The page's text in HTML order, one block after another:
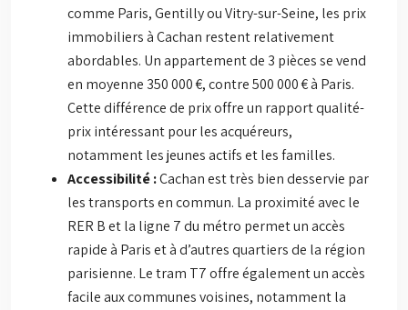
comme Paris, Gentilly ou Vitry-sur-Seine, les prix
immobiliers à Cachan restent relativement
abordables. Un appartement de 3 pièces se vend
en moyenne 350 000 €, contre 500 000 € à Paris.
Cette différence de prix offre un rapport qualité-
prix intéressant pour les acquéreurs,
notamment les jeunes actifs et les familles.
Accessibilité :Cachan est très bien desservie par
les transports en commun. La proximité avec le
RER B et la ligne 7 du métro permet un accès
rapide à Paris et à d’autres quartiers de la région
parisienne. Le tram T7 offre également un accès
facile aux communes voisines, notamment la